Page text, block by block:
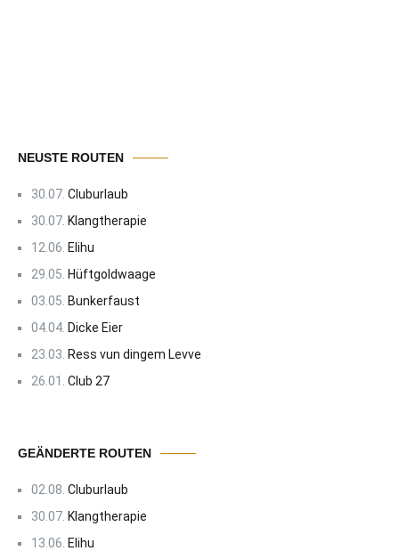
NEUSTE ROUTEN
30.07. Cluburlaub
30.07. Klangtherapie
12.06. Elihu
29.05. Hüftgoldwaage
03.05. Bunkerfaust
04.04. Dicke Eier
23.03. Ress vun dingem Levve
26.01. Club 27
GEÄNDERTE ROUTEN
02.08. Cluburlaub
30.07. Klangtherapie
13.06. Elihu